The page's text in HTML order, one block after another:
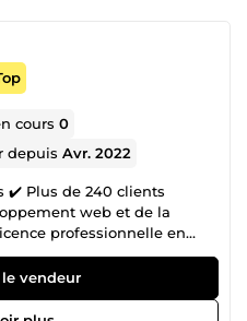
cours0
depuisAvr. 2022
web et de la
professionnelle en
la conception
SEO depuis plusieurs
à votre disposition
ces domaines. Je me suis
vendeur